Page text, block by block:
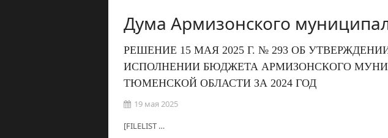
Дума Армизонского
РЕШЕНИЕ 15 МАЯ 2025 Г. № 293 ОБ
ИСПОЛНЕНИИ БЮДЖЕТА АРМИЗОНСКОГО
ТЮМЕНСКОЙ ОБЛАСТИ ЗА 2024 ГОД
19 мая 2025
[FILELIST …